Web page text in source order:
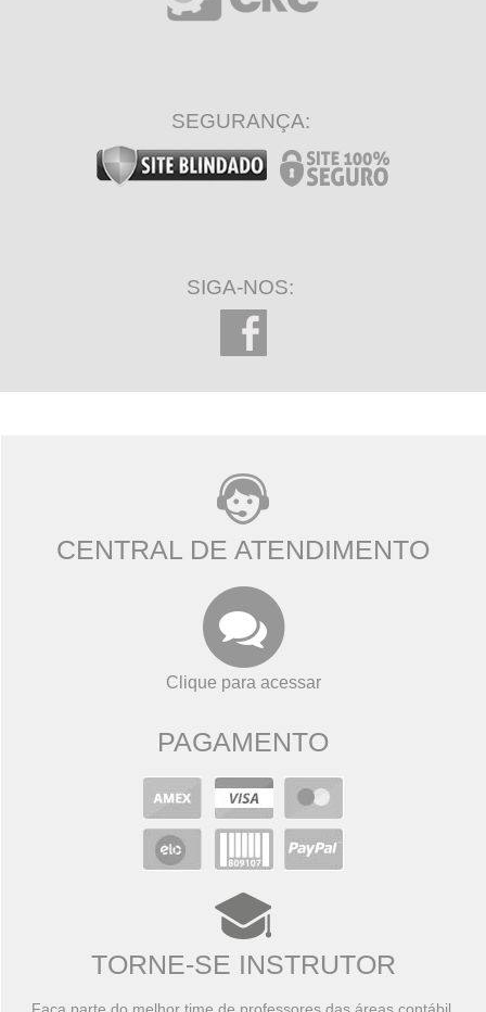
SEGURANÇA:
SIGA-NOS:
CENTRAL DE ATENDIMENTO
Clique para acessar
PAGAMENTO
TORNE-SE INSTRUTOR